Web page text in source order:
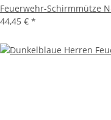
Feuerwehr-Schirmmütze
44,45 € *